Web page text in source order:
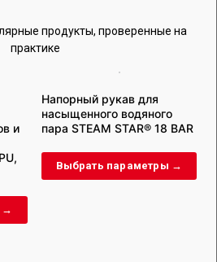
продукты, проверенные на
практике
и
→
Напорный рукав для
насыщенного водяного
пара STEAM STAR® 18 BAR
Выбрать параметры →